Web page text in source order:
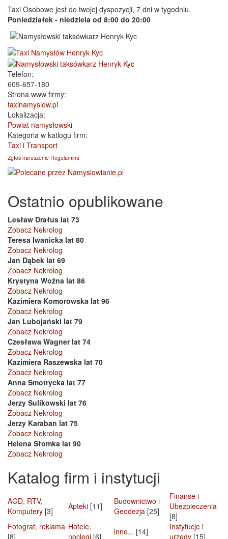
Taxi Osobowe jest do twojej dyspozycji, 7 dni w tygodniu.
Poniedziałek - niedziela od 8:00 do 20:00
Telefon:
609-657-180
Strona www firmy:
taxinamyslow.pl
Lokalizacja:
Powiat namysłowski
Kategoria w katlogu firm:
Taxi i Transport
Zgłoś naruszenie Regulaminu
Ostatnio opublikowane
Lesław Drałus lat 73
Zobacz Nekrolog
Teresa Iwanicka lat 80
Zobacz Nekrolog
Jan Dąbek lat 69
Zobacz Nekrolog
Krystyna Woźna lat 86
Zobacz Nekrolog
Kazimiera Komorowska lat 96
Zobacz Nekrolog
Jan Lubojański lat 79
Zobacz Nekrolog
Czesława Wagner lat 74
Zobacz Nekrolog
Kazimiera Raszewska lat 70
Zobacz Nekrolog
Anna Smotrycka lat 77
Zobacz Nekrolog
Jerzy Sulikowski lat 76
Zobacz Nekrolog
Jerzy Karaban lat 75
Zobacz Nekrolog
Helena Słomka lat 90
Zobacz Nekrolog
Katalog firm i instytucji
AGD, RTV,
Komputery [3] Apteki [11]
Budownictwo i
Geodezja [25]
Finanse i
Ubezpieczenia
[8]
Fotograf, reklama
[8]
Hotele,
noclegi [6] inne... [14]
Instytucje i
urzędy [15]